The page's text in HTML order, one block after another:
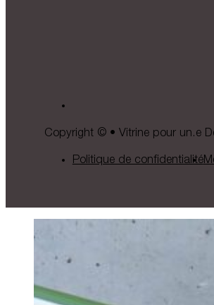
Copyright © • Vitrine pour un.e
Politique de confidentialité